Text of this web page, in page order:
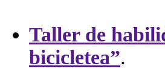
Taller de
bicicletea”.